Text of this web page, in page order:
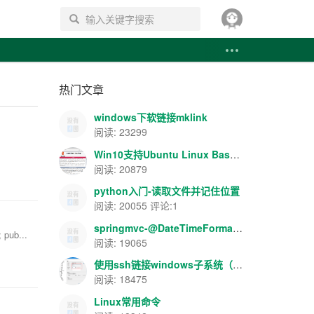
搜索
pub...
热门文章
windows下软链接mklink
阅读: 23299
Win10支持Ubuntu Linux Bash-apache+php+mysql环境搭建
阅读: 20879
python入门-读取文件并记住位置
阅读: 20055 评论:1
springmvc-@DateTimeFormat/@NumberFormat数据格式转换
阅读: 19065
使用ssh链接windows子系统（Ubuntu）
阅读: 18475
Linux常用命令